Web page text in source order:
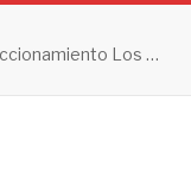
Hombre cae sin vida en banqueta de fraccionamiento Los Sauces en Vallarta